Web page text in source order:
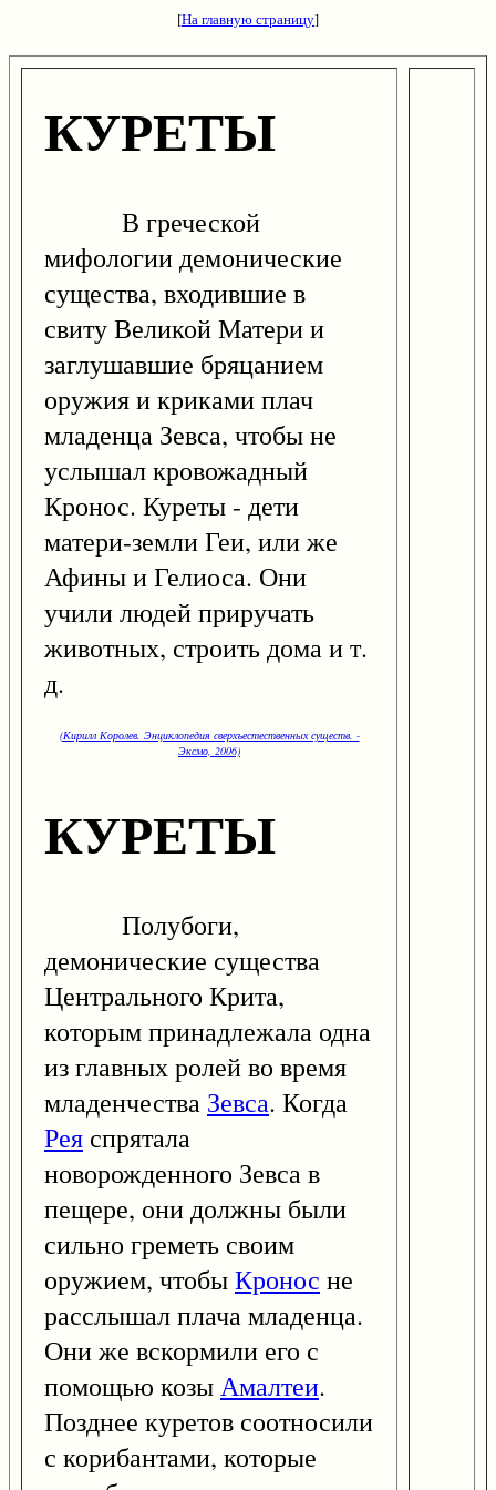
[На главную страницу]
КУРЕТЫ
В греческой
мифологии демонические
существа, входившие в
свиту Великой Матери и
заглушавшие бряцанием
оружия и криками плач
младенца Зевса, чтобы не
услышал кровожадный
Кронос. Куреты - дети
матери-земли Геи, или же
Афины и Гелиоса. Они
учили людей приручать
животных, строить дома и т.
д.
(Кирилл Королев. Энциклопедия сверхъестественных существ. -
Эксмо, 2006)
КУРЕТЫ
Полубоги,
демонические существа
Центрального Крита,
которым принадлежала одна
из главных ролей во время
младенчества Зевса. Когда
Рея спрятала
новорожденного Зевса в
пещере, они должны были
сильно греметь своим
оружием, чтобыКронос не
расслышал плача младенца.
Они же вскормили его с
помощью козыАмалтеи.
Позднее куретов соотносили
с корибантами, которые